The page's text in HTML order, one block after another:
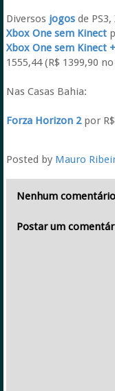
Diversos jogosde PS3,
Xbox One sem Kinect
Xbox One sem Kinect
1555,44 (R$ 1399,90
Nas Casas Bahia:
Forza Horizon 2por
Posted by Mauro
Nenhum
Postar um